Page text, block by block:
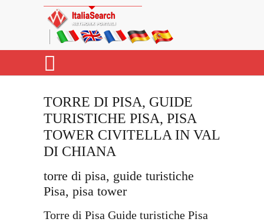
TORRE DI PISA, GUIDE
TURISTICHE PISA, PISA
TOWER CIVITELLA IN VAL
DI CHIANA
torre di pisa, guide turistiche
Pisa, pisa tower
Torre di Pisa Guide turistiche Pisa